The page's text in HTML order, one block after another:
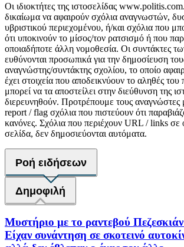
Οι ιδιοκτήτες της ιστοσελίδας
δικαίωμα να αφαιρούν σχόλια αναγνωστών,
υβριστικού περιεχομένου, ή/και σχόλια που
ότι υποκινούν το μίσος/τον ρατσισμό ή που
οποιαδήποτε άλλη νομοθεσία. Οι συντάκτες
ευθύνονται προσωπικά για την δημοσίευση
αναγνώστης/συντάκτης σχολίου, το οποίο
έχει στοιχεία που αποδεικνύουν το αληθές του
μπορεί να τα αποστείλει στην διεύθυνση της
διερευνηθούν. Προτρέπουμε τους αναγνώστες
report / flag σχόλια που πιστεύουν ότι
κανόνες. Σχόλια που περιέχουν URL / links σε
σελίδα, δεν δημοσιεύονται αυτόματα.
Ροή ειδήσεων
Δημοφιλή
Μυστήριο με το ραντεβού
Είχαν συνάντηση σε σκοτεινό